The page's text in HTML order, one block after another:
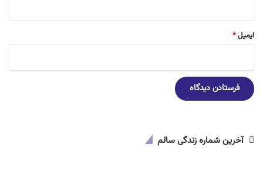
ایمیل*
آخرین شماره زندگی سالم